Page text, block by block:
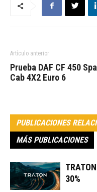
Artículo anterior
Prueba DAF CF 450
Cab 4X2 Euro 6
PUBLICACIONES
MÁS PUBLICACIONES
30%